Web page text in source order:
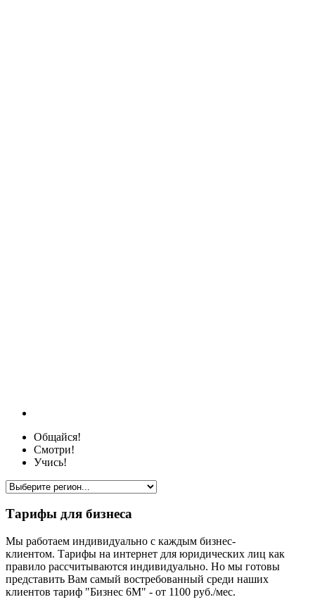
Общайся!
Смотри!
Учись!
Тарифы для бизнеса
Мы работаем индивидуально с каждым бизнес-
клиентом. Тарифы на интернет для юридических лиц как
правило рассчитываются индивидуально. Но мы готовы
представить Вам самый востребованный среди наших
клиентов тариф "Бизнес 6М" - от 1100 руб./мес.